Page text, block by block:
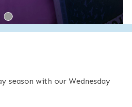
season with our Wednesday